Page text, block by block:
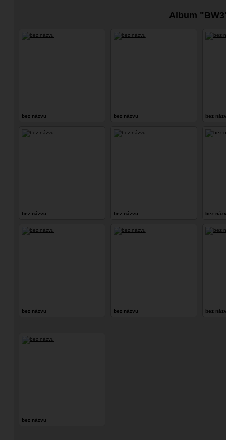
Album
bez názvu bez názvu bez
bez názvu bez názvu bez
bez názvu bez názvu bez
bez názvu